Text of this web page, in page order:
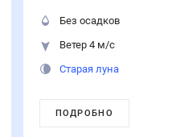
Без осадков
Ветер 4 м/с
Старая луна
ПОДРОБНО